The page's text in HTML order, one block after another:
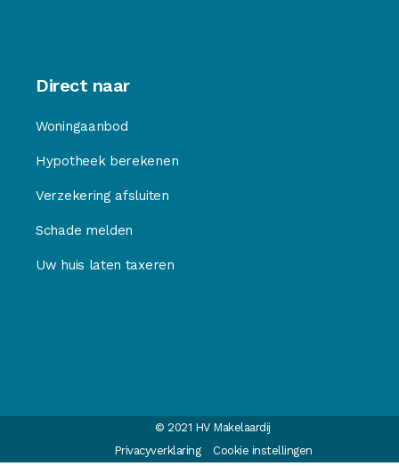
Direct naar
Woningaanbod
Hypotheek berekenen
Verzekering afsluiten
Schade melden
Uw huis laten taxeren
© 2021 HV Makelaardij
Privacyverklaring
Cookie instellingen